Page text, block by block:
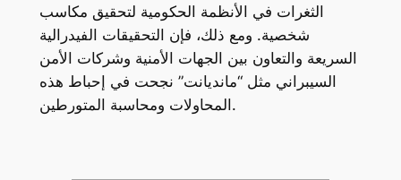
الثغرات في الأنظمة الحكومية لتحقيق مكاسب
شخصية. ومع ذلك، فإن التحقيقات الفيدرالية
السريعة والتعاون بين الجهات الأمنية وشركات الأمن
السيبراني مثل “مانديانت” نجحت في إحباط هذه
المحاولات ومحاسبة المتورطين.